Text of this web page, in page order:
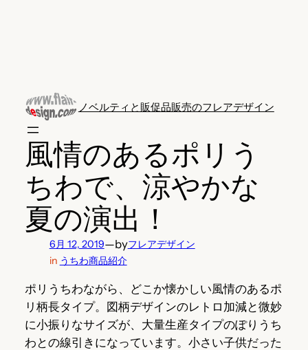
ノベルティと販促品販売のフレアデザイン
風情のあるポリう
ちわで、涼やかな
夏の演出！
6月 12, 2019—byフレアデザイン
in うちわ商品紹介
ポリうちわながら、どこか懐かしい風情のあるポ
リ柄長タイプ。図柄デザインのレトロ加減と微妙
に小振りなサイズが、大量生産タイプのぽりうち
わとの線引きになっています。小さい子供だった